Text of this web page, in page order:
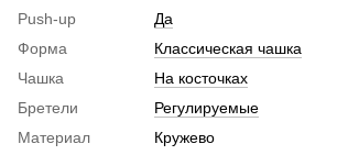
Push-up
Да
Форма
Классическая чашка
Чашка
На косточках
Бретели
Регулируемые
Материал
Кружево